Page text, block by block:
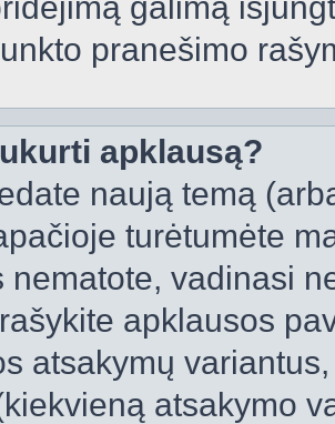
pranešimo
apklausą?
naują temą
turėtumėte
nematote, vadinasi
apklausos
atsakymų
atsakymo